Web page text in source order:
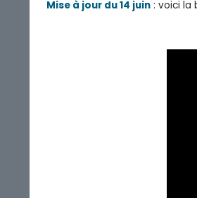
Mise à jour du 14 juin : voici la